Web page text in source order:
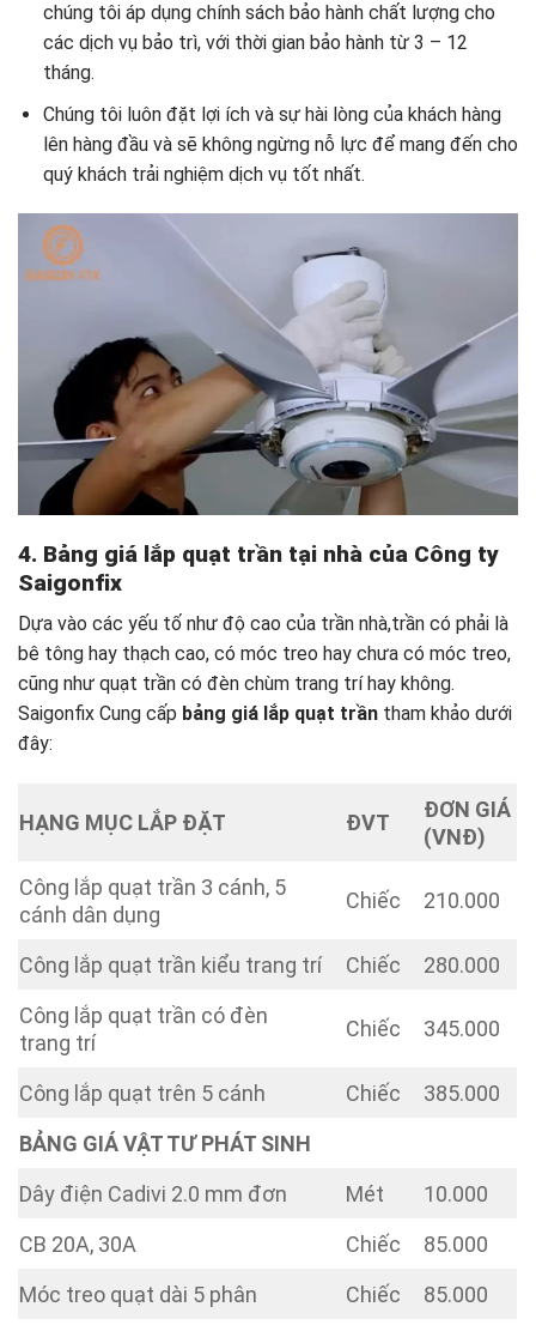
chúng tôi áp dụng chính sách bảo hành chất lượng cho
các dịch vụ bảo trì, với thời gian bảo hành từ 3 – 12
tháng.
Chúng tôi luôn đặt lợi ích và sự hài lòng của khách hàng
lên hàng đầu và sẽ không ngừng nỗ lực để mang đến cho
quý khách trải nghiệm dịch vụ tốt nhất.
4. Bảng giá lắp quạt trần tại nhà của Công ty
Saigonfix
Dựa vào các yếu tố như độ cao của trần nhà,trần có phải là
bê tông hay thạch cao, có móc treo hay chưa có móc treo,
cũng như quạt trần có đèn chùm trang trí hay không.
Saigonfix Cung cấp bảng giá lắp quạt trần tham khảo dưới
đây:
HẠNG MỤC LẮP ĐẶT ĐVT
ĐƠN GIÁ
(VNĐ)
Công lắp quạt trần 3 cánh, 5
cánh dân dụng
Chiếc 210.000
Công lắp quạt trần kiểu trang trí Chiếc
280.000
Công lắp quạt trần có đèn
trang trí
Chiếc 345.000
Công lắp quạt trên 5 cánh Chiếc
385.000
BẢNG GIÁ VẬT TƯ PHÁT SINH
Dây điện Cadivi 2.0 mm đơn
Mét
10.000
CB 20A, 30A
Chiếc
85.000
Móc treo quạt dài 5 phân
Chiếc
85.000